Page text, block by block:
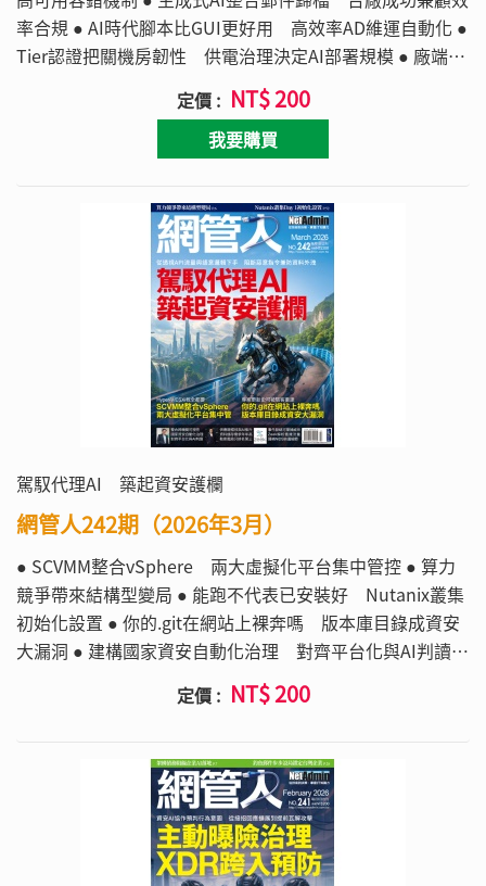
率合規 ● AI時代腳本比GUI更好用 高效率AD維運自動化 ●
Tier認證把關機房韌性 供電治理決定AI部署規模 ● 廠端私
有AI閉環優化 三軸布局搶攻智慧製造 ● 瀏覽器指紋鎖定真
實設備 企業防堵帳密竊取利器
定價 : NT$ 200
我要購買
駕馭代理AI 築起資安護欄
網管人242期（2026年3月）
● SCVMM整合vSphere 兩大虛擬化平台集中管控 ● 算力
競爭帶來結構型變局 ● 能跑不代表已安裝好 Nutanix叢集
初始化設置 ● 你的.git在網站上裸奔嗎 版本庫目錄成資安
大漏洞 ● 建構國家資安自動化治理 對齊平台化與AI判讀 ●
今年資料風險 勒索只排名第三 ● Zeek解析紀錄鑑識流
量 彌補NIDS見攻擊不見細節
定價 : NT$ 200